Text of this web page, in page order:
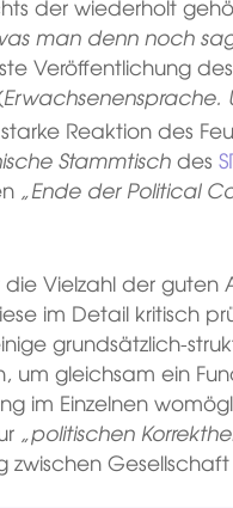
der wiederholt
man denn noch
Veröffentlichung
Erwachsenensprache.
Reaktion des
Stammtischdes
„Ende der Political
die Vielzahl der
im Detail kritisch
grundsätzlich-
um gleichsam ein
im Einzelnen
„politischen
zwischen